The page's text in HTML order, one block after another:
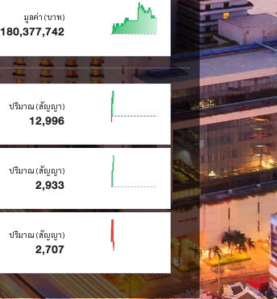
มูลค่า (บาท)
180,377,742
ปริมาณ (สัญญา)
12,996
ปริมาณ (สัญญา)
2,933
ปริมาณ (สัญญา)
2,707